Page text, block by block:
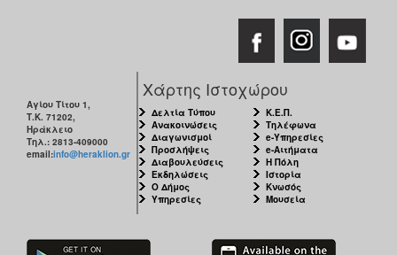
Αγίου Τίτου 1,
Τ.Κ. 71202,
Ηράκλειο
Τηλ.: 2813-409000
email:info@heraklion.gr
Χάρτης Ιστοχώρου
Δελτία Τύπου
Ανακοινώσεις
Διαγωνισμοί
Προσλήψεις
Διαβουλεύσεις
Εκδηλώσεις
Ο Δήμος
Υπηρεσίες
Κ.Ε.Π.
Τηλέφωνα
e-Υπηρεσίες
e-Αιτήματα
Η Πόλη
Ιστορία
Κνωσός
Μουσεία